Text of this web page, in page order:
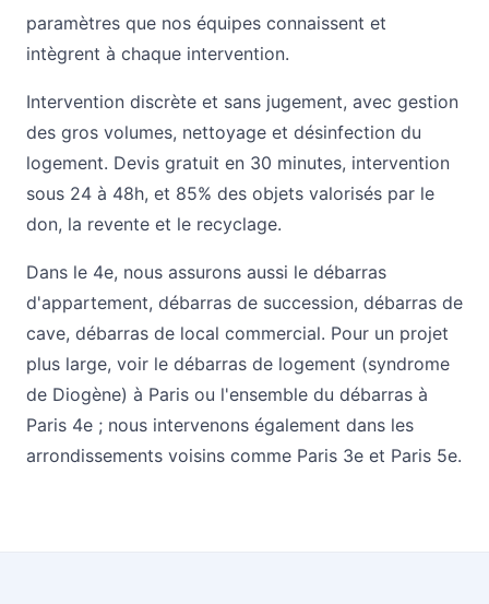
paramètres que nos équipes connaissent et
intègrent à chaque intervention.
Intervention discrète et sans jugement, avec gestion
des gros volumes, nettoyage et désinfection du
logement. Devis gratuit en 30 minutes, intervention
sous 24 à 48h, et 85% des objets valorisés par le
don, la revente et le recyclage.
Dans le 4e, nous assurons aussi le débarras
d'appartement, débarras de succession, débarras de
cave, débarras de local commercial. Pour un projet
plus large, voir le débarras de logement (syndrome
de Diogène) à Paris ou l'ensemble du débarras à
Paris 4e ; nous intervenons également dans les
arrondissements voisins comme Paris 3e et Paris 5e.